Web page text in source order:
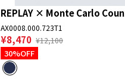
REPLAY × Monte Carlo
AX0008.000.723T1
¥8,470 ¥12,100
30%OFF